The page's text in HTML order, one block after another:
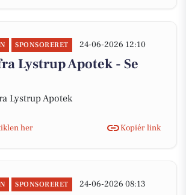
SPONSORERET 24-06-2026 12:10
Lystrup Apotek - Se
Lystrup Apotek
her Kopiér link
SPONSORERET 24-06-2026 08:13